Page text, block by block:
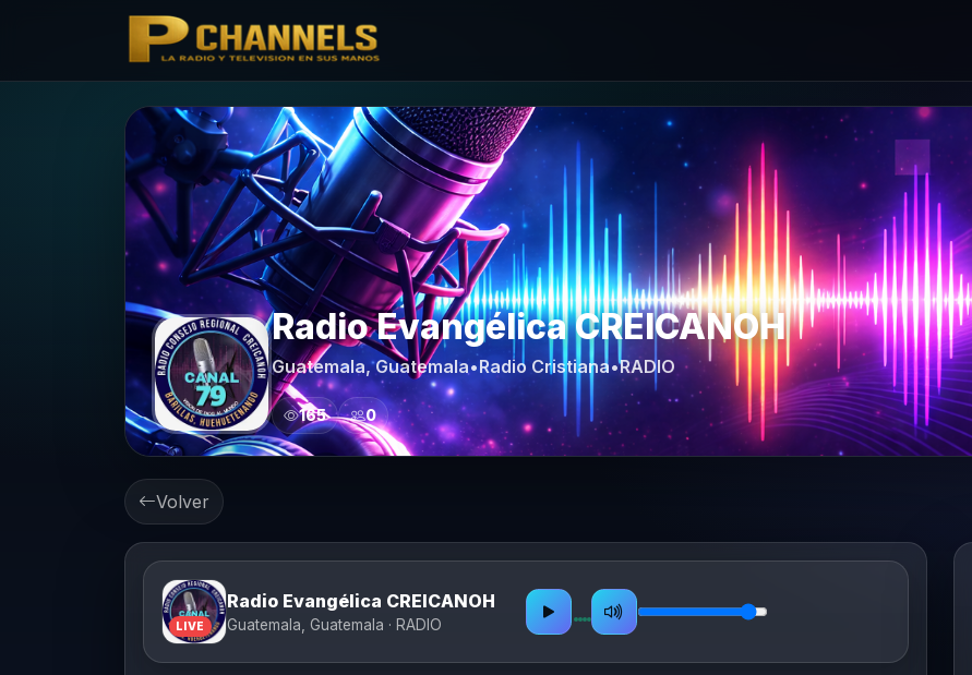
PCHANNELS
Radio Evangélica CREICANOH
Guatemala, Guatemala•Radio Cristiana•RADIO
165 0
Volver
LIVE
Radio Evangélica CREICANOH
Guatemala, Guatemala · RADIO